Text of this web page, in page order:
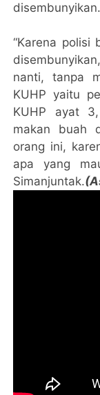
disembunyikan.
“Karena polisi
nanti, tanpa
KUHP yaitu
KUHP ayat
makan buah
orang ini,
apa yang
Simanjuntak.